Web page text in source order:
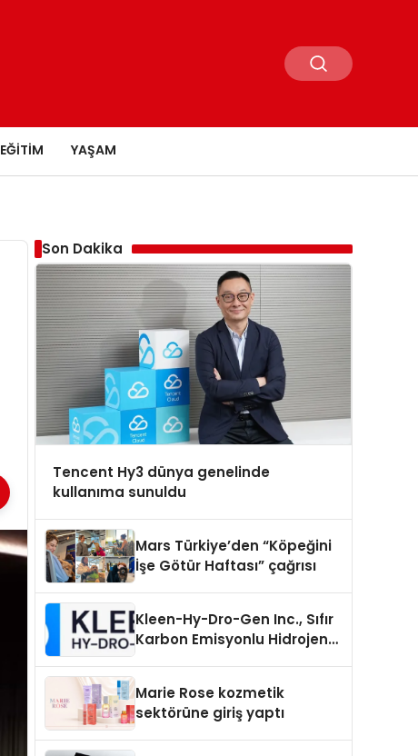
EĞITIM YAŞAM
Son Dakika
Tencent Hy3 dünya genelinde
kullanıma sunuldu
Mars Türkiye’den “Köpeğini
İşe Götür Haftası” çağrısı
Kleen-Hy-Dro-Gen Inc., Sıfır
Karbon Emisyonlu Hidrojen
Aldı
Marie Rose kozmetik
sektörüne giriş yaptı